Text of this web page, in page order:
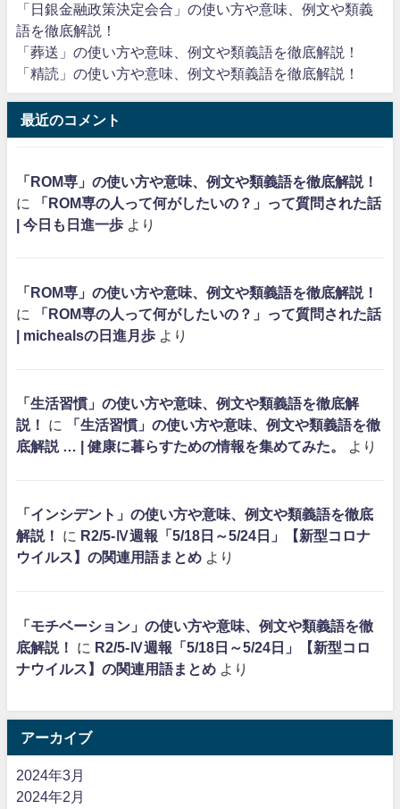
「日銀金融政策決定会合」の使い方や意味、例文や類義
語を徹底解説！
「葬送」の使い方や意味、例文や類義語を徹底解説！
「精読」の使い方や意味、例文や類義語を徹底解説！
最近のコメント
「ROM専」の使い方や意味、例文や類義語を徹底解説！
に
「ROM専の人って何がしたいの？」って質問された話
| 今日も日進一歩 より
「ROM専」の使い方や意味、例文や類義語を徹底解説！
に
「ROM専の人って何がしたいの？」って質問された話
| michealsの日進月歩 より
「生活習慣」の使い方や意味、例文や類義語を徹底解
説！
に
「生活習慣」の使い方や意味、例文や類義語を徹
底解説 … | 健康に暮らすための情報を集めてみた。
より
「インシデント」の使い方や意味、例文や類義語を徹底
解説！
に R2/5-Ⅳ週報「5/18日～5/24日」【新型コロナ
ウイルス】の関連用語まとめ より
「モチベーション」の使い方や意味、例文や類義語を徹
底解説！
に R2/5-Ⅳ週報「5/18日～5/24日」【新型コロ
ナウイルス】の関連用語まとめ より
アーカイブ
2024年3月
2024年2月